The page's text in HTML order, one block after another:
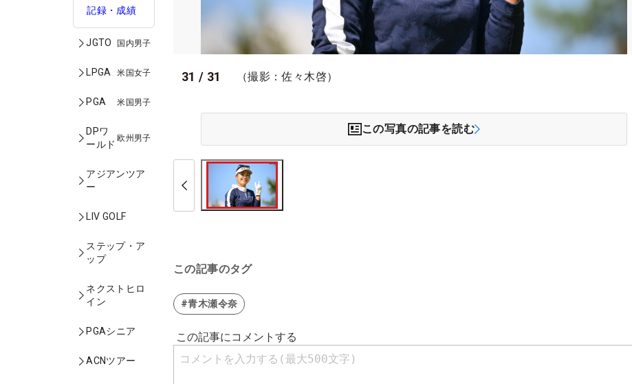
記録・成績
JGTO 国内男子
LPGA 米国女子
PGA 米国男子
DPワ
ールド
欧州男子
アジアンツア
ー
LIV GOLF
ステップ・ア
ップ
ネクストヒロ
イン
PGAシニア
ACNツアー
31 / 31 （撮影：佐々木啓）
この写真の記事を読む
この記事のタグ
#青木瀬令奈